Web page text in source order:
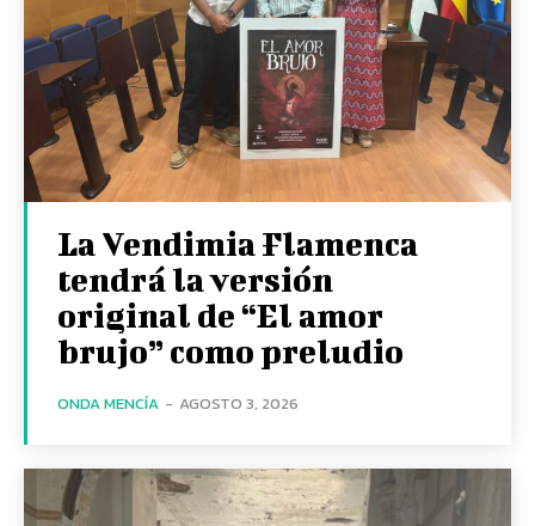
La Vendimia Flamenca
tendrá la versión
original de “El amor
brujo” como preludio
ONDA MENCÍA - AGOSTO 3, 2026